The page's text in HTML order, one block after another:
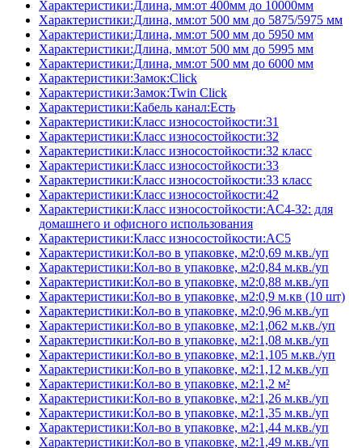
Характеристики:Длина, мм:от 400мм до 10000мм
Характеристики:Длина, мм:от 500 мм до 5875/5975 мм
Характеристики:Длина, мм:от 500 мм до 5950 мм
Характеристики:Длина, мм:от 500 мм до 5995 мм
Характеристики:Длина, мм:от 500 мм до 6000 мм
Характеристики:Замок:Click
Характеристики:Замок:Twin Click
Характеристики:Кабель канал:Есть
Характеристики:Класс износостойкости:31
Характеристики:Класс износостойкости:32
Характеристики:Класс износостойкости:32 класс
Характеристики:Класс износостойкости:33
Характеристики:Класс износостойкости:33 класс
Характеристики:Класс износостойкости:42
Характеристики:Класс износостойкости:AC4-32: для
домашнего и офисного использования
Характеристики:Класс износостойкости:AC5
Характеристики:Кол-во в упаковке, м2:0,69 м.кв./уп
Характеристики:Кол-во в упаковке, м2:0,84 м.кв./уп
Характеристики:Кол-во в упаковке, м2:0,88 м.кв./уп
Характеристики:Кол-во в упаковке, м2:0,9 м.кв (10 шт)
Характеристики:Кол-во в упаковке, м2:0,96 м.кв./уп
Характеристики:Кол-во в упаковке, м2:1,062 м.кв./уп
Характеристики:Кол-во в упаковке, м2:1,08 м.кв./уп
Характеристики:Кол-во в упаковке, м2:1,105 м.кв./уп
Характеристики:Кол-во в упаковке, м2:1,12 м.кв./уп
Характеристики:Кол-во в упаковке, м2:1,2 м²
Характеристики:Кол-во в упаковке, м2:1,26 м.кв./уп
Характеристики:Кол-во в упаковке, м2:1,35 м.кв./уп
Характеристики:Кол-во в упаковке, м2:1,44 м.кв./уп
Характеристики:Кол-во в упаковке, м2:1,49 м.кв./уп